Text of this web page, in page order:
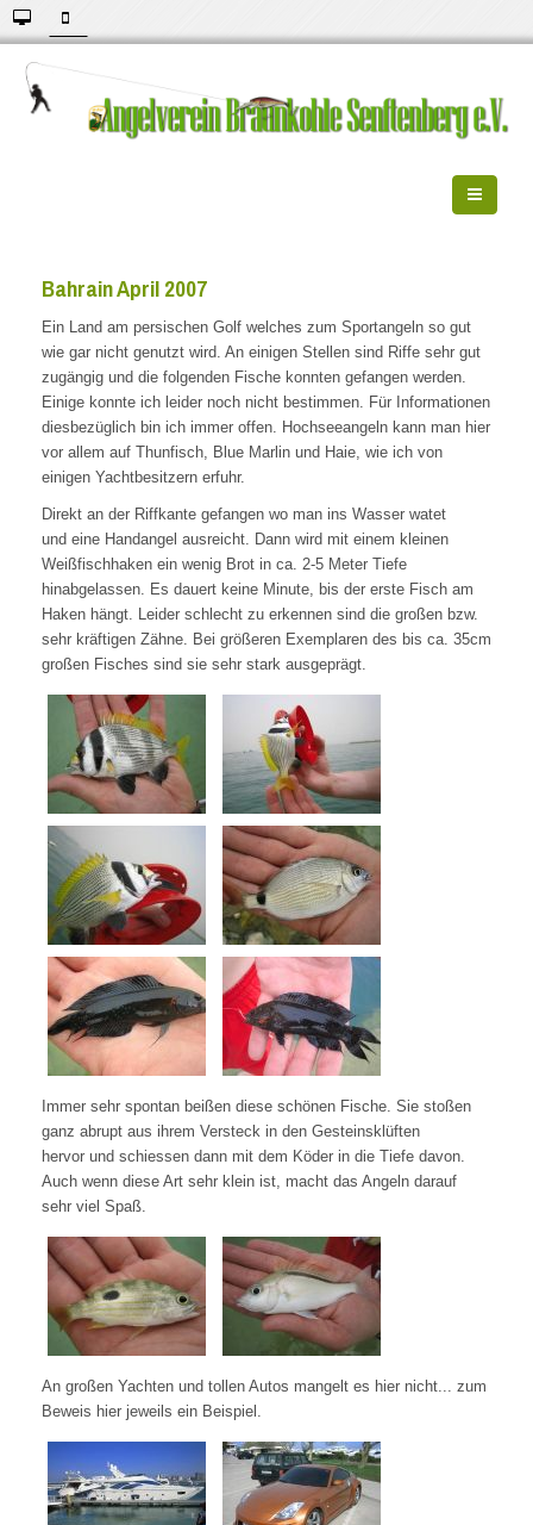
Bahrain April 2007
Ein Land am persischen Golf welches zum Sportangeln so gut
wie gar nicht genutzt wird. An einigen Stellen sind Riffe sehr gut
zugängig und die folgenden Fische konnten gefangen werden.
Einige konnte ich leider noch nicht bestimmen. Für Informationen
diesbezüglich bin ich immer offen. Hochseeangeln kann man hier
vor allem auf Thunfisch, Blue Marlin und Haie, wie ich von
einigen Yachtbesitzern erfuhr.
Direkt an der Riffkante gefangen wo man ins Wasser watet
und eine Handangel ausreicht. Dann wird mit einem kleinen
Weißfischhaken ein wenig Brot in ca. 2-5 Meter Tiefe
hinabgelassen. Es dauert keine Minute, bis der erste Fisch am
Haken hängt. Leider schlecht zu erkennen sind die großen bzw.
sehr kräftigen Zähne. Bei größeren Exemplaren des bis ca. 35cm
großen Fisches sind sie sehr stark ausgeprägt.
Immer sehr spontan beißen diese schönen Fische. Sie stoßen
ganz abrupt aus ihrem Versteck in den Gesteinsklüften
hervor und schiessen dann mit dem Köder in die Tiefe davon.
Auch wenn diese Art sehr klein ist, macht das Angeln darauf
sehr viel Spaß.
An großen Yachten und tollen Autos mangelt es hier nicht... zum
Beweis hier jeweils ein Beispiel.